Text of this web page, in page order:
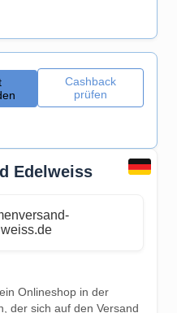
Cashback
prüfen
Edelweiss
Onlineshop in der
der sich auf den Versand